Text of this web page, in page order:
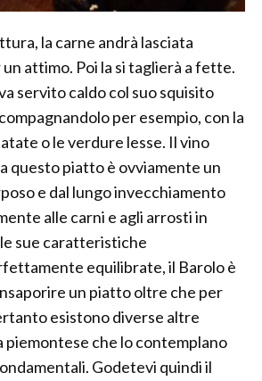
la carne andrà lasciata
attimo. Poi la si taglierà a fette.
servito caldo col suo squisito
per esempio, con la
o le verdure lesse. Il vino
questo piatto è ovviamente un
e dal lungo invecchiamento
alle carni e agli arrosti in
sue caratteristiche
equilibrate, il Barolo è
un piatto oltre che per
esistono diverse altre
piemontese che lo contemplano
Godetevi quindi il